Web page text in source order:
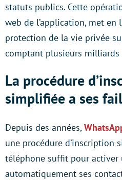
statuts publics. Cette
web de l’application, met
protection de la vie privée
comptant plusieurs milliards
La procédure
simplifiée a ses
Depuis des années,
une procédure d’inscription
téléphone suffit pour
automatiquement ses